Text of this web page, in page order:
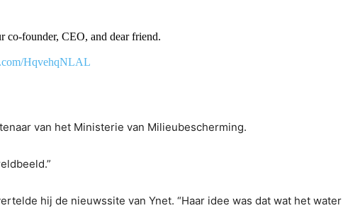
co-founder, CEO, and dear friend.
HqvehqNLAL
van het Ministerie van Milieubescherming.
hij de nieuwssite van Ynet. “Haar idee was dat wat het